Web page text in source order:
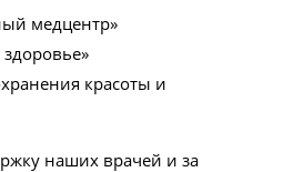
медцентр»
красоты и
наших врачей и за